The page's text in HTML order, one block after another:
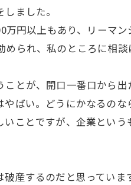
ました。
円以上もあり、リーマ
られ、私のところに相談
とが、開口一番口から出
ばい。どうにかなるの
ことですが、企業という
産するのだと思っていま